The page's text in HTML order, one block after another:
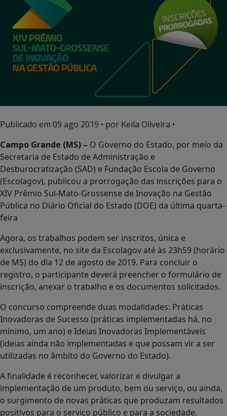
Publicado em 09 ago 2019 • por Keila Oliveira •
Campo Grande (MS) – O Governo do Estado, por meio da
Secretaria de Estado de Administração e
Desburocratização (SAD) e Fundação Escola de Governo
(Escolagov), publicou a prorrogação das inscrições para o
XIV Prêmio Sul-Mato-Grossense de Inovação na Gestão
Pública no Diário Oficial do Estado (DOE) da última quarta-
feira
Agora, os trabalhos podem ser inscritos, única e
exclusivamente, no site da Escolagov até às 23h59 (horário
de MS) do dia 12 de agosto de 2019. Para concluir o
registro, o participante deverá preencher o formulário de
inscrição, anexar o trabalho e os documentos solicitados.
O concurso compreende duas modalidades: Práticas
Inovadoras de Sucesso (práticas implementadas há, no
mínimo, um ano) e Ideias Inovadoras Implementáveis
(ideias ainda não implementadas e que possam vir a ser
utilizadas no âmbito do Governo do Estado).
A finalidade é reconhecer, valorizar e divulgar a
implementação de um produto, bem ou serviço, ou ainda,
o surgimento de novas práticas que produzam resultados
positivos para o serviço público e para a sociedade.